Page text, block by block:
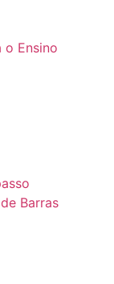
o Ensino
Barras